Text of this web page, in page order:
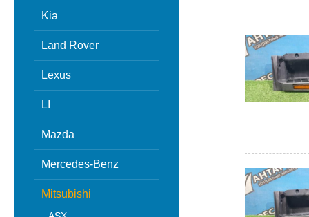
Kia
Land Rover
Lexus
LI
Mazda
Mercedes-Benz
Mitsubishi